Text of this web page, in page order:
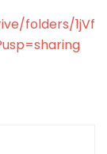
folders/1jVf